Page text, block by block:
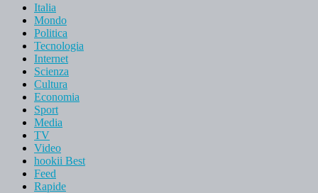
Italia
Mondo
Politica
Tecnologia
Internet
Scienza
Cultura
Economia
Sport
Media
TV
Video
hookii Best
Feed
Rapide